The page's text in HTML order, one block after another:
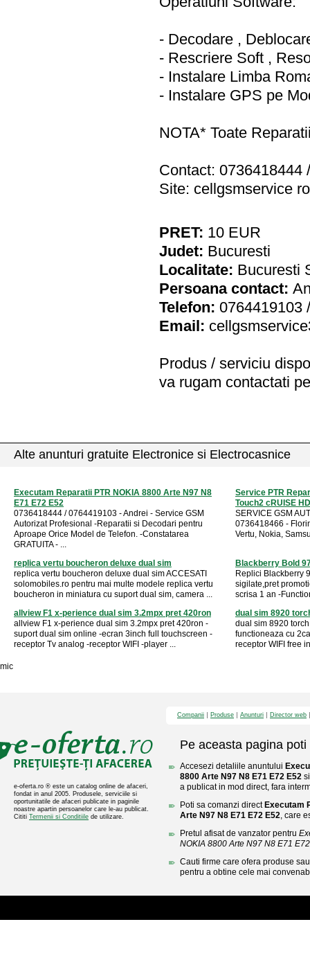
- Decodare ,
- Rescriere Soft ,
- Instalare Limba
- Instalare GPS pe
NOTA* Toate
Contact: 0736418444
Site: cellgsmservice ro
PRET: 10 EUR
Judet: Bucuresti
Localitate: Bucuresti
Persoana contact:
Telefon: 0764419103
Email:
Produs / serviciu
va rugam contactati
Alte anunturi gratuite Electronice si Electrocasnice
Executam Reparatii PTR NOKIA 8800 Arte N97 N8
E71 E72 E52
0736418444 / 0764419103 - Andrei - Service GSM
Autorizat Profesional -Reparatii si Decodari pentru
Aproape Orice Model de Telefon. -Constatarea
GRATUITA - ...
Service PTR
Touch2 cRUISE
SERVICE GSM
0736418466 -
Vertu, Nokia,
replica vertu boucheron deluxe dual sim
replica vertu boucheron deluxe dual sim ACCESATI
solomobiles.ro pentru mai multe modele replica vertu
boucheron in miniatura cu suport dual sim, camera ...
Blackberry Bold
Replici Blackberry
sigilate,pret
scrisa 1 an -
allview F1 x-perience dual sim 3.2mpx pret 420ron
allview F1 x-perience dual sim 3.2mpx pret 420ron -
suport dual sim online -ecran 3inch full touchscreen -
receptor Tv analog -receptor WIFI -player ...
dual sim 8920
dual sim 8920
functioneaza cu
receptor WIFI free
mic
e-oferta.ro ® este un catalog online de afaceri,
fondat in anul 2005. Produsele, serviciile si
oportunitatile de afaceri publicate in paginile
noastre apartin persoanelor care le-au publicat.
Cititi Termenii si Conditiile de utilizare.
Companii Produse Anunturi Director web
Pe aceasta pagina poti
Accesezi detaliile anuntului
8800 Arte N97 N8 E71 E72 E52
a publicat in mod direct, fara
Poti sa comanzi direct Executam
Arte N97 N8 E71 E72 E52, care
Pretul afisat de vanzator pentru
NOKIA 8800 Arte N97 N8 E71
Cauti firme care ofera produse
pentru a obtine cele mai